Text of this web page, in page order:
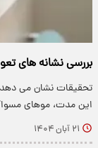
بررسی نشانه های
این مدت، موهای
۲۱ آبان ۱۴۰۴